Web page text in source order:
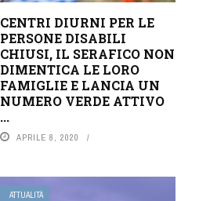
CENTRI DIURNI PER LE
PERSONE DISABILI
CHIUSI, IL SERAFICO NON
DIMENTICA LE LORO
FAMIGLIE E LANCIA UN
NUMERO VERDE ATTIVO
...
APRILE 8, 2020
ATTUALITÀ